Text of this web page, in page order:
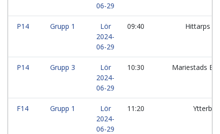
06-29
P14 Grupp 1
Lör
2024-
06-29
09:40 Hittarps
P14 Grupp 3
Lör
2024-
06-29
10:30 Mariestads
F14 Grupp 1
Lör
2024-
06-29
11:20 Ytterby